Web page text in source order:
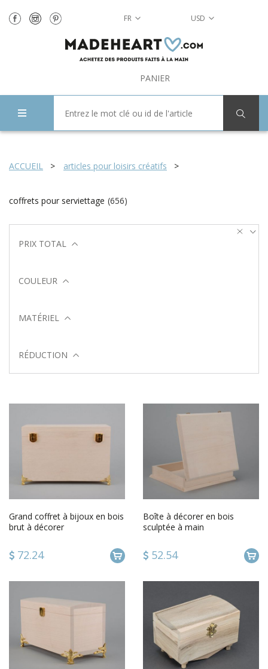
FR USD
PANIER
ACCUEIL articles pour loisirs créatifs
coffrets pour serviettage (656)
PRIX TOTAL
COULEUR
MATÉRIEL
RÉDUCTION
Grand coffret à bijoux en bois
brut à décorer
72.24
Boîte à décorer en bois
sculptée à main
52.54